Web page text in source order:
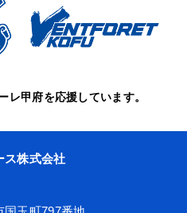
甲府を応援しています。
ス株式会社